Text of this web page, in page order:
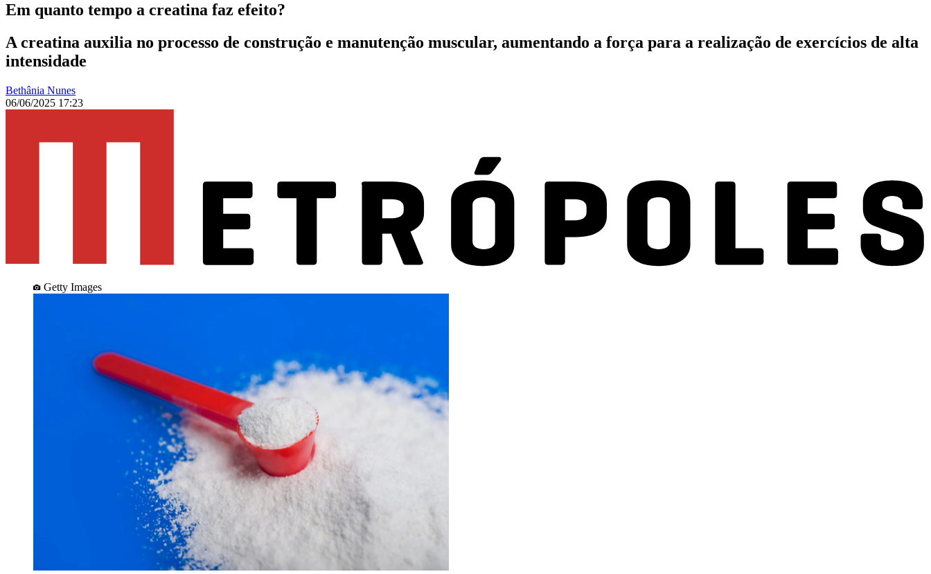
Em quanto tempo a creatina faz efeito?
A creatina auxilia no processo de construção e manutenção muscular, aumentando a força para a realização de exercícios de alta
intensidade
Bethânia Nunes
06/06/2025 17:23
Getty Images